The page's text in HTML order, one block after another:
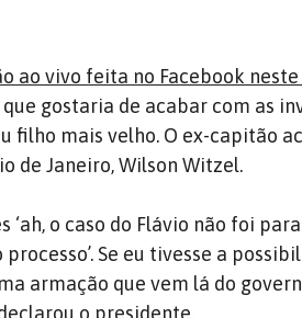
ao vivo feita no Facebook neste
gostaria de acabar com as
filho mais velho. O ex-capitão
de Janeiro, Wilson Witzel.
‘ah, o caso do Flávio não foi
Se eu tivesse a
armação que vem lá do
o presidente.